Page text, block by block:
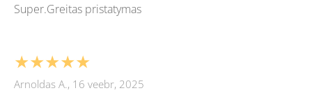
Super.Greitas pristatymas
★★★★★
Arnoldas A., 16 veebr, 2025